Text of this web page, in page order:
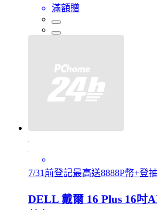
滿額贈
7/31前登記最高送8888P幣+登抽
DELL 戴爾 16 Plus 16吋